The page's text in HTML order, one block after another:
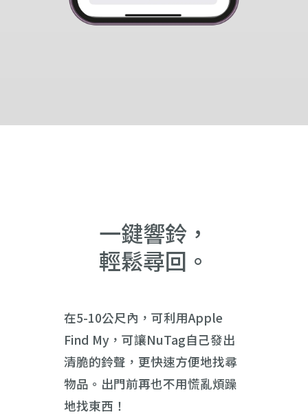
一鍵響鈴，
輕鬆尋回。
在5-10公尺內，可利用Apple
Find My，可讓NuTag自己發出
清脆的鈴聲，更快速方便地找尋
物品。出門前再也不用慌亂煩躁
地找東西！